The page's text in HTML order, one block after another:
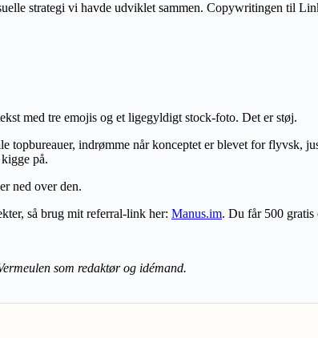
strategi vi havde udviklet sammen. Copywritingen til
med tre emojis og et ligegyldigt stock-foto. Det er støj.
indrømme når konceptet er blevet for flyvsk,
på.
ned over den.
så brug mit referral-link her: Manus.im. Du får 500
som redaktør og idémand.